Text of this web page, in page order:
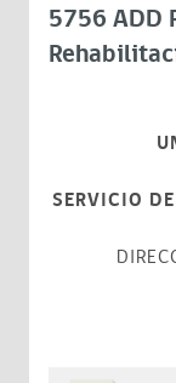
5756 ADD
SERVICIO